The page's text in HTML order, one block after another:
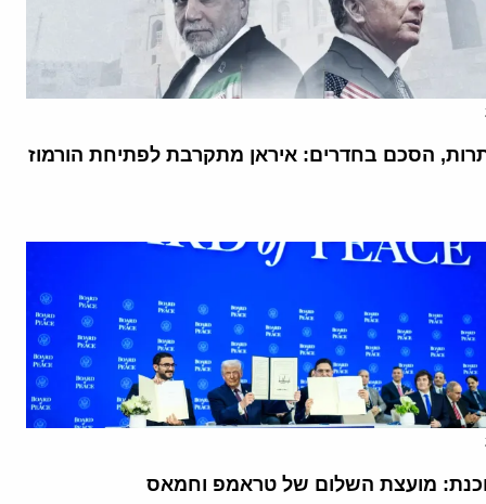
הסכם בחדרים: איראן מתקרבת לפתיחת הורמוז
מועצת השלום של טראמפ וחמאס